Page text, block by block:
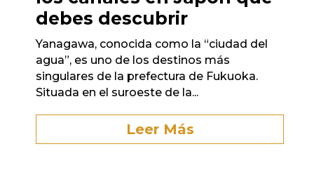
debes descubrir
Yanagawa, conocida como la “ciudad del
agua”, es uno de los destinos más
singulares de la prefectura de Fukuoka.
Situada en el suroeste de la...
Leer Más